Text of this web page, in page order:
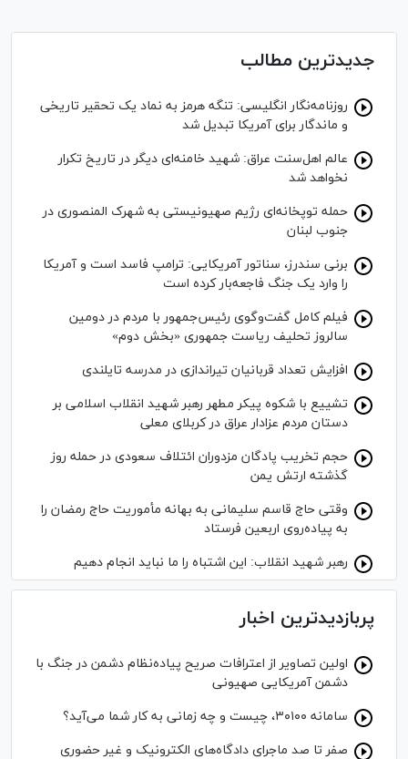
جدیدترین مطالب
روزنامه‌نگار انگلیسی: تنگه هرمز به نماد یک تحقیر تاریخی
و ماندگار برای آمریکا تبدیل شد
عالم اهل‌سنت عراق: شهید خامنه‌ای دیگر در تاریخ تکرار
نخواهد شد
حمله توپخانه‌ای رژیم صهیونیستی به شهرک المنصوری در
جنوب لبنان
برنی سندرز، سناتور آمریکایی: ترامپ فاسد است و آمریکا
را وارد یک جنگ فاجعه‌بار کرده است
فیلم کامل گفت‌وگوی رئیس‌جمهور با مردم در دومین
سالروز تحلیف ریاست جمهوری «بخش دوم»
افزایش تعداد قربانیان تیراندازی در مدرسه تایلندی
تشییع با شکوه پیکر مطهر رهبر شهید انقلاب اسلامی بر
دستان مردم عزادار عراق در کربلای معلی
حجم تخریب پادگان مزدوران ائتلاف سعودی در حمله روز
گذشته ارتش یمن
وقتی حاج قاسم سلیمانی به بهانه مأموریت حاج رمضان را
به پیاده‌روی اربعین فرستاد
رهبر شهید انقلاب: این اشتباه را ما نباید انجام دهیم
پربازدیدترین اخبار
اولین تصاویر از اعترافات صریح پیاده‌نظام‌ دشمن در جنگ با
دشمن آمریکایی صهیونی
سامانه ۳۰۱۰۰، چیست و چه زمانی به کار شما می‌آید؟
صفر تا صد ماجرای دادگاه‌های الکترونیک و غیر حضوری